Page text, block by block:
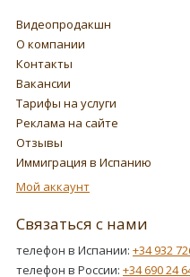
Видеопродакшн
О компании
Контакты
Вакансии
Тарифы на услуги
Реклама на сайте
Отзывы
Иммиграция в Испанию
Мой аккаунт
Связаться с нами
телефон в Испании: +34 932
телефон в России: +34 690 24